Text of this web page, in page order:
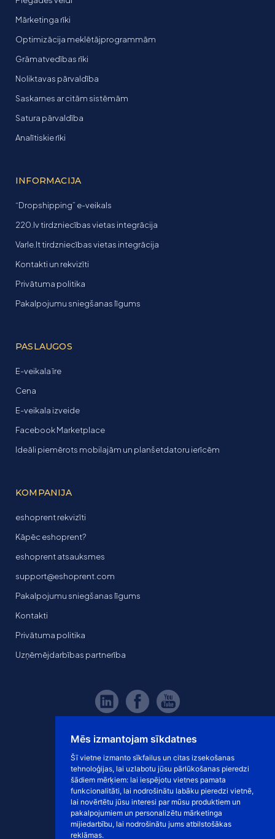
Mēs izmantojam sīkdatnes
Šī vietne izmanto sīkfailus un citas izsekošanas
tehnoloģijas, lai uzlabotu jūsu pārlūkošanas pieredzi
šādiem mērķiem: lai iespējotu vietnes pamata
funkcionalitāti, lai nodrošinātu labāku pieredzi vietnē,
lai novērtētu jūsu interesi par mūsu produktiem un
pakalpojumiem un personalizētu mārketinga
mijiedarbību, lai nodrošinātu jums atbilstošākas
reklāmas.
Mārketinga rīki
Optimizācija meklētājprogrammām
Grāmatvedības rīki
Noliktavas pārvaldība
Saskarnes ar citām sistēmām
Satura pārvaldība
Analītiskie rīki
INFORMACIJA
“Dropshipping” e-veikals
220.lv tirdzniecības vietas integrācija
Varle.lt tirdzniecības vietas integrācija
Kontakti un rekvizīti
Privātuma politika
Pakalpojumu sniegšanas līgums
PASLAUGOS
E-veikala īre
Cena
E-veikala izveide
Facebook Marketplace
Ideāli piemērots mobilajām un planšetdatoru ierīcēm
KOMPANIJA
eshoprent rekvizīti
Kāpēc eshoprent?
eshoprent atsauksmes
support@eshoprent.com
Pakalpojumu sniegšanas līgums
Kontakti
Privātuma politika
Uzņēmējdarbības partnerība